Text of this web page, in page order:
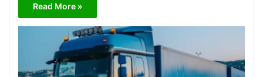
Read More »